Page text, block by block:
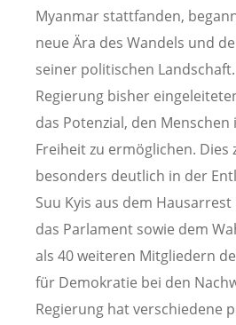
Myanmar stattfanden,
neue Ära des Wandels und
seiner politischen
Regierung bisher
das Potenzial, den
Freiheit zu ermöglichen. Dies
besonders deutlich in der
Suu Kyis aus dem
das Parlament sowie dem
als 40 weiteren Mitgliedern
für Demokratie bei den
Regierung hat verschiedene